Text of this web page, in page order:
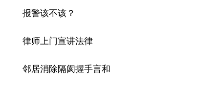
报警该不该？
律师上门宣讲法律
邻居消除隔阂握手言和